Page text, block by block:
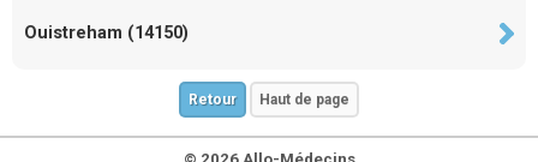
Ouistreham (14150)
Retour Haut de page